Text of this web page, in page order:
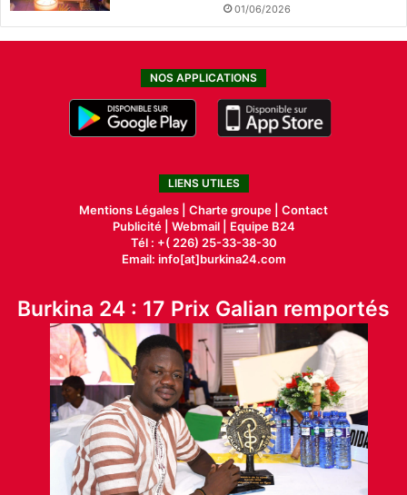
01/06/2026
NOS APPLICATIONS
LIENS UTILES
Mentions Légales | Charte groupe | Contact
Publicité| Webmail |
Equipe B24
Tél : +( 226) 25-33-38-30
Email: info[at]burkina24.com
Burkina 24 : 17 Prix Galian remportés